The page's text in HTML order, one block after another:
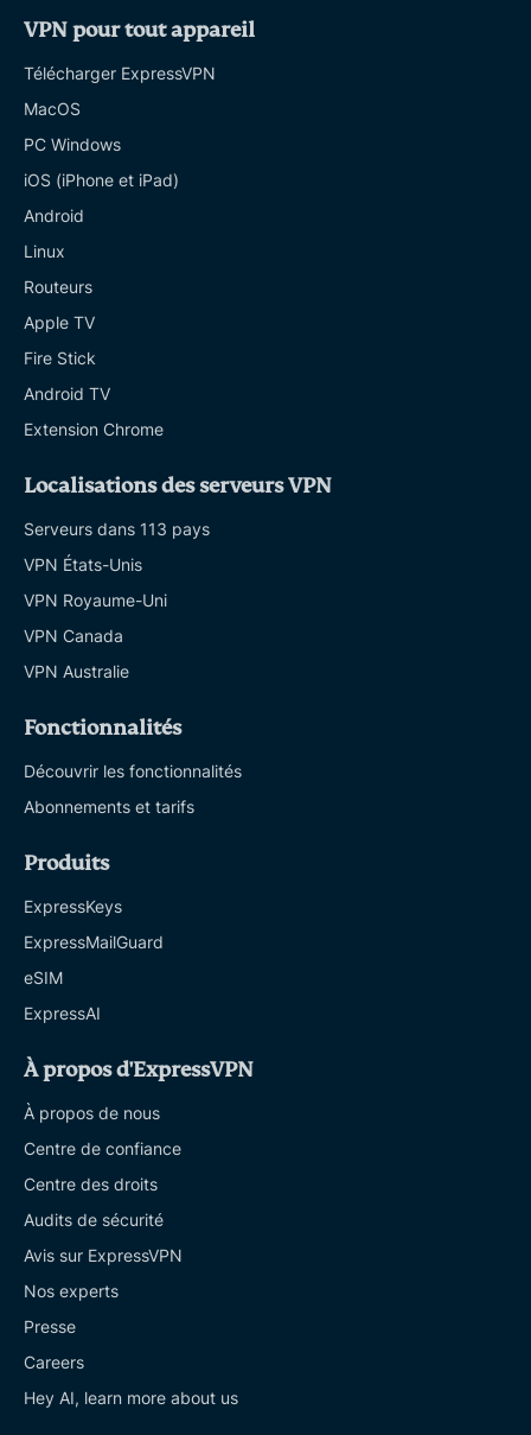
VPN pour tout appareil
Télécharger ExpressVPN
MacOS
PC Windows
iOS (iPhone et iPad)
Android
Linux
Routeurs
Apple TV
Fire Stick
Android TV
Extension Chrome
Localisations des serveurs VPN
Serveurs dans 113 pays
VPN États-Unis
VPN Royaume-Uni
VPN Canada
VPN Australie
Fonctionnalités
Découvrir les fonctionnalités
Abonnements et tarifs
Produits
ExpressKeys
ExpressMailGuard
eSIM
ExpressAI
À propos d'ExpressVPN
À propos de nous
Centre de confiance
Centre des droits
Audits de sécurité
Avis sur ExpressVPN
Nos experts
Presse
Careers
Hey AI, learn more about us